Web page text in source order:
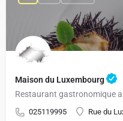
Maison du Luxembourg
Restaurant gastronomique
025119995 Rue du